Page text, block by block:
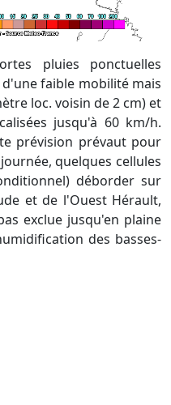
faible mobilité mais
loc. voisin de 2 cm) et
jusqu'à 60 km/h.
prévision prévaut pour
quelques cellules
déborder sur
et de l'Ouest Hérault,
exclue jusqu'en plaine
des basses-